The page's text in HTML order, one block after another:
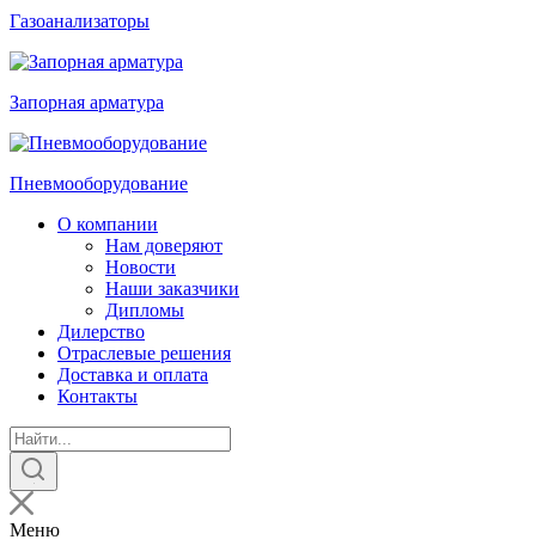
Газоанализаторы
Запорная арматура
Пневмооборудование
О компании
Нам доверяют
Новости
Наши заказчики
Дипломы
Дилерство
Отраслевые решения
Доставка и оплата
Контакты
Поиск
товаров
Меню